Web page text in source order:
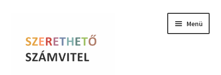
navigációhoz
tartalomba
Menü